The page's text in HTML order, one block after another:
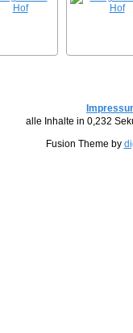
alle Inhalte in 0,232
Fusion Theme by